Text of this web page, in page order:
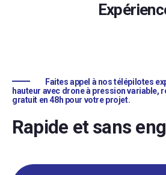
Faites appel à nos télépilotes
hauteur avec drone à pression variable,
gratuit en 48h pour votre projet.
Rapide et sans